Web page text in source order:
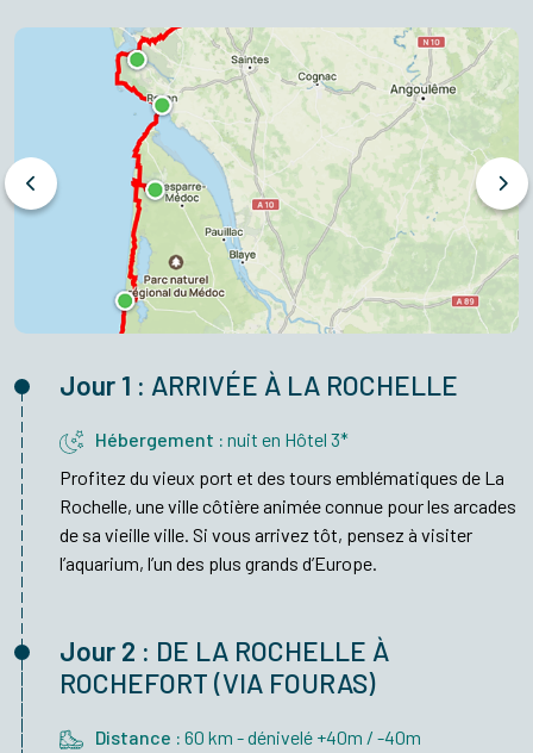
Jour 1 : ARRIVÉE À LA ROCHELLE
Hébergement : nuit en Hôtel 3*
Profitez du vieux port et des tours emblématiques de La
Rochelle, une ville côtière animée connue pour les arcades
de sa vieille ville. Si vous arrivez tôt, pensez à visiter
l’aquarium, l’un des plus grands d’Europe.
Jour 2 : DE LA ROCHELLE À
ROCHEFORT (VIA FOURAS)
Distance : 60 km - dénivelé +40m / -40m